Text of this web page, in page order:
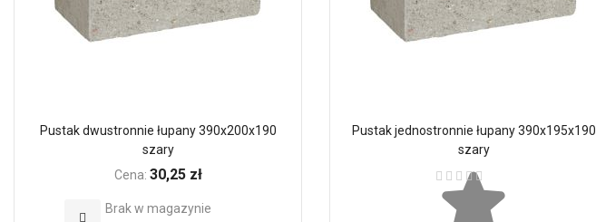
Pustak dwustronnie łupany 390x200x190
szary
Cena: 30,25 zł
Brak w magazynie
Dodaj
Pustak jednostronnie łupany 390x195x190
szary
Ocena: